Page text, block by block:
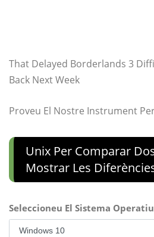
That Delayed Borderlands 3
Back Next Week
Proveu El Nostre Instrument
Unix Per Comparar
Mostrar Les
Seleccioneu El Sistema Operatiu